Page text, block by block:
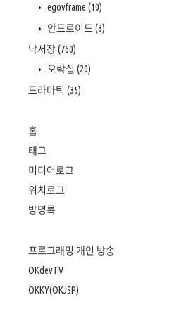
egovframe (10)
안드로이드 (3)
낙서장(760)
오락실 (20)
드라마틱 (35)
홈
태그
미디어로그
위치로그
방명록
프로그래밍 개인 방송
OKdevTV
OKKY(OKJSP)